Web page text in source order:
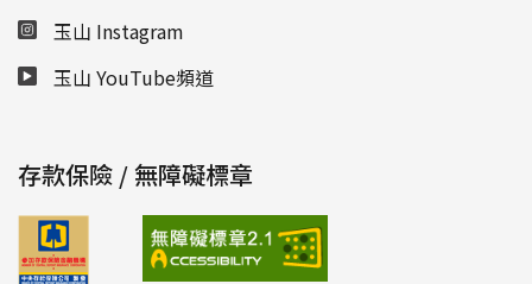
玉山 Instagram
玉山 YouTube頻道
存款保險 / 無障礙標章